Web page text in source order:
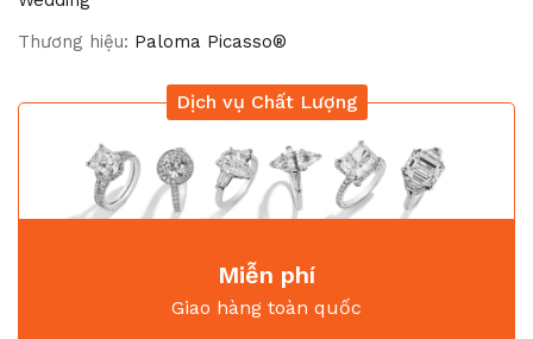
Thương hiệu: Paloma Picasso®
Dịch vụ Chất Lượng
Miễn phí
Giao hàng toàn quốc